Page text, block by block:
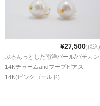
¥27,500(税込)
ぷるんっとした南洋パール/バチカン
14Kチャームandフープピアス
14K(ピンクゴールド)